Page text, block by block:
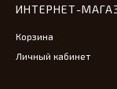
ИНТЕРНЕТ-
Корзина
Личный кабинет